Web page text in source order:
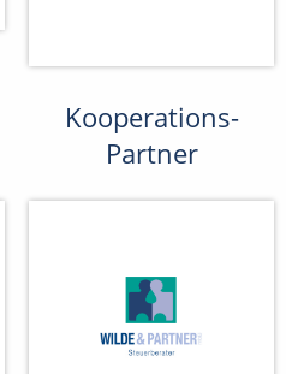
Kooperations-
Partner